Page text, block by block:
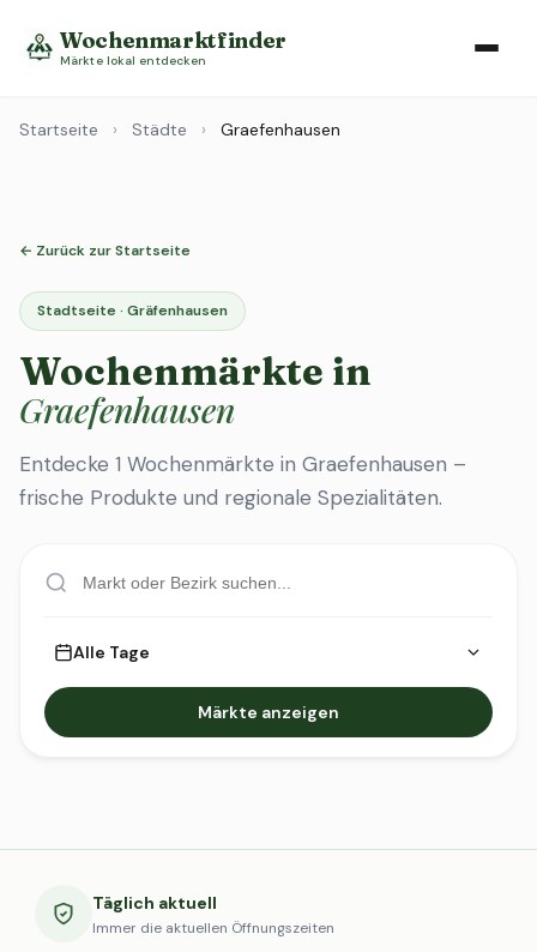
Wochenmarktfinder
Märkte lokal entdecken
Startseite › Städte › Graefenhausen
← Zurück zur Startseite
Stadtseite · Gräfenhausen
Wochenmärkte in
Graefenhausen
Entdecke 1 Wochenmärkte in Graefenhausen –
frische Produkte und regionale Spezialitäten.
Alle Tage
Märkte anzeigen
Täglich aktuell
Immer die aktuellen Öffnungszeiten